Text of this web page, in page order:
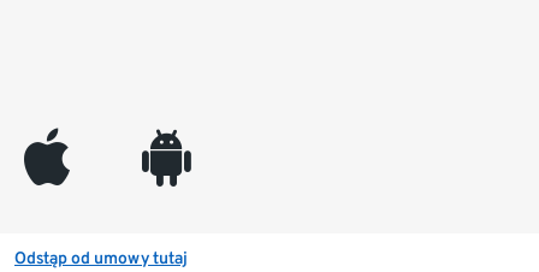
appleinc android
Odstąp od umowy tutaj